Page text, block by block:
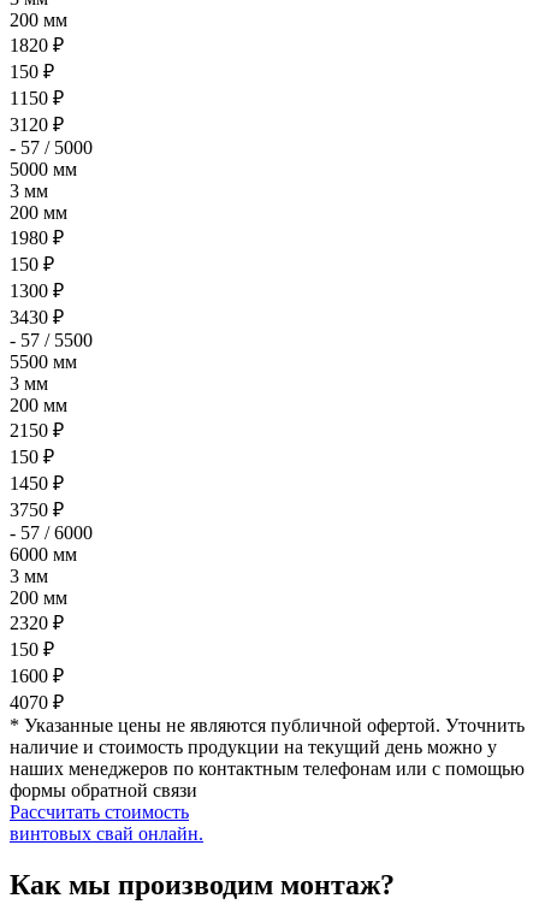
200 мм
1820 ₽
150 ₽
1150 ₽
3120 ₽
- 57 / 5000
5000 мм
3 мм
200 мм
1980 ₽
150 ₽
1300 ₽
3430 ₽
- 57 / 5500
5500 мм
3 мм
200 мм
2150 ₽
150 ₽
1450 ₽
3750 ₽
- 57 / 6000
6000 мм
3 мм
200 мм
2320 ₽
150 ₽
1600 ₽
4070 ₽
* Указанные цены не являются публичной офертой. Уточнить
наличие и стоимость продукции на текущий день можно у
наших менеджеров по контактным телефонам или с помощью
формы обратной связи
Рассчитать стоимость
винтовых свай онлайн.
Как мы производим монтаж?